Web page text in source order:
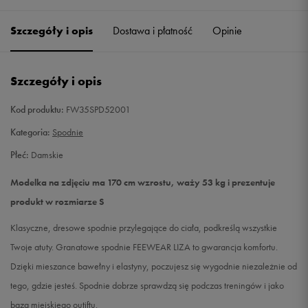
M Powiadom o dostępności
Szczegóły i opis Dostawa i płatność Opinie
Szczegóły i opis
Kod produktu: FW35SPD52001
Kategoria: Spodnie
Płeć: Damskie
Modelka na zdjęciu ma 170 cm wzrostu, waży 53 kg i prezentuje
produkt w rozmiarze S
Klasyczne, dresowe spodnie przylegające do ciała, podkreślą wszystkie
Twoje atuty. Granatowe spodnie FEEWEAR LIZA to gwarancja komfortu.
Dzięki mieszance bawełny i elastyny, poczujesz się wygodnie niezależnie od
tego, gdzie jesteś. Spodnie dobrze sprawdzą się podczas treningów i jako
baza miejskiego outiftu.